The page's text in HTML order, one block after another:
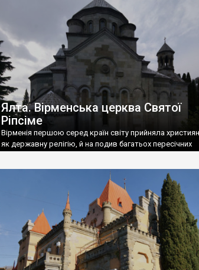
називаються «повстяками» (postaki)…” “Вино. Крим
виробляє відмінне вино і його вдосталь: воно все
легке біле і дуже […]
Ялта. Вірменська церква Святої
Ріпсіме
Вірменія першою серед країн світу прийняла
як державну релігію, й на подив багатьох пересічних